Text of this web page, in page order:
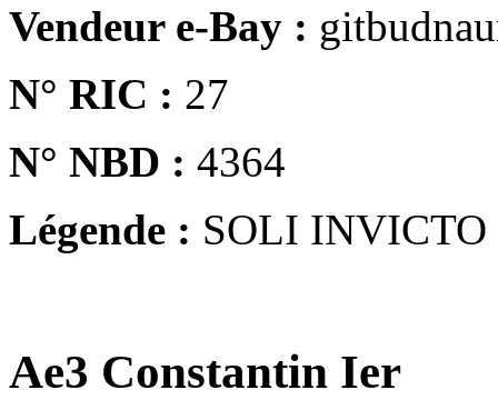
Vendeur e-Bay :
N° RIC : 27
N° NBD : 4364
Légende : SOLI
Ae3 Constantin Ier